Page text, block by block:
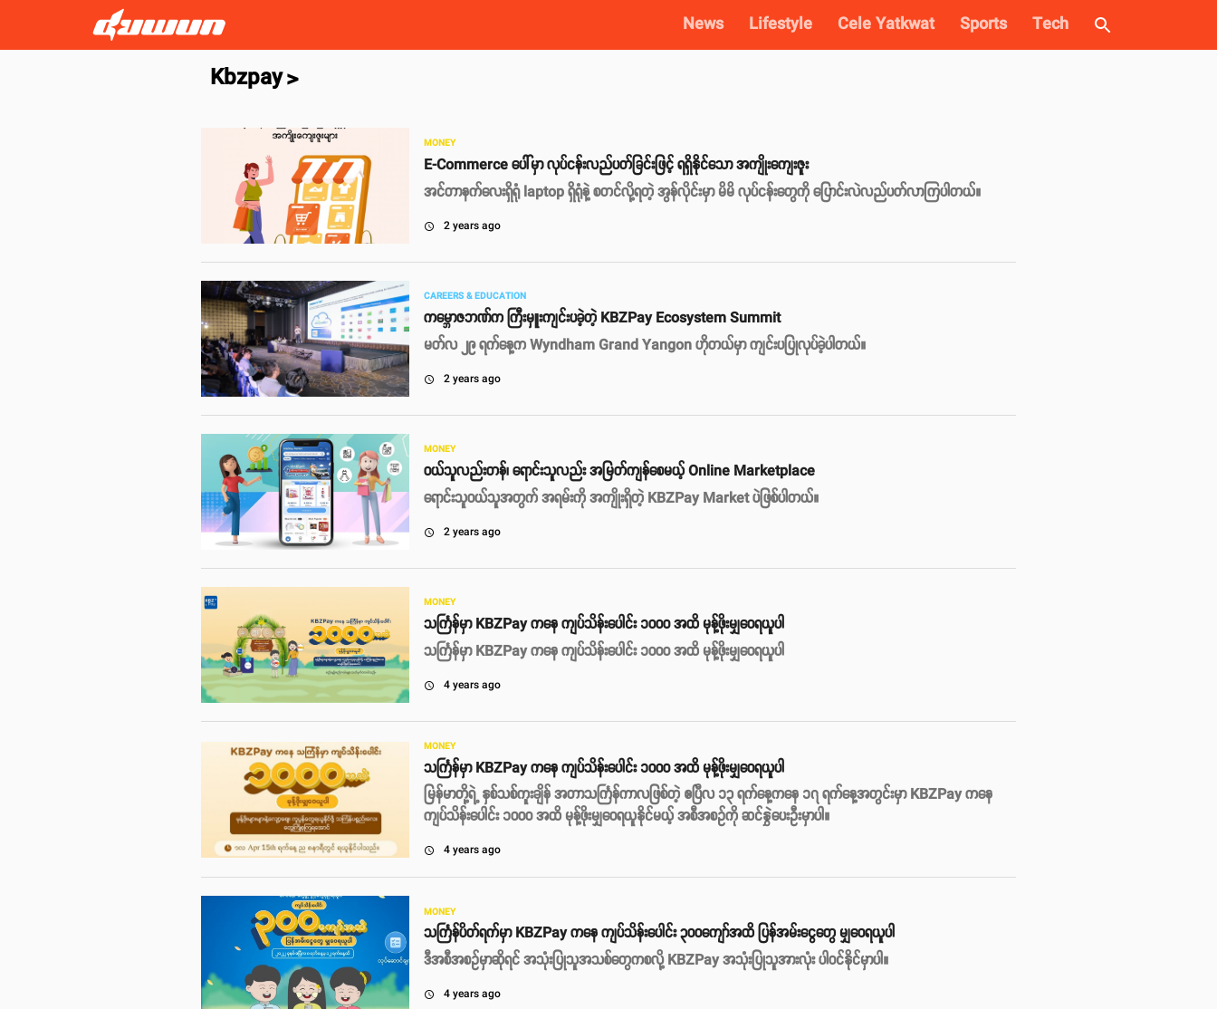
News Lifestyle Cele Yatkwat Sports Tech
Kbzpay>
MONEY
E-Commerce ပေါ်မှာ လုပ်ငန်းလည်ပတ်ခြင်းဖြင့် ရရှိနိုင်သော အကျိုးကျေးဇူး
အင်တာနက်လေးရှိရုံ laptop ရှိရုံနဲ့ စတင်လို့ရတဲ့ အွန်လိုင်းမှာ မိမိ လုပ်ငန်းတွေကို ပြောင်းလဲလည်ပတ်လာကြပါတယ်။
access_time 2 years ago
CAREERS & EDUCATION
ကမ္ဘောဇဘဏ်က ကြီးမှူးကျင်းပခဲ့တဲ့ KBZPay Ecosystem Summit
မတ်လ ၂၉ ရက်နေ့က Wyndham Grand Yangon ဟိုတယ်မှာ ကျင်းပပြုလုပ်ခဲ့ပါတယ်။
access_time 2 years ago
MONEY
ဝယ်သူလည်းတန်၊ ရောင်းသူလည်း အမြတ်ကျန်စေမယ့် Online Marketplace
ရောင်းသူဝယ်သူအတွက် အရမ်းကို အကျိုးရှိတဲ့ KBZPay Market ပဲဖြစ်ပါတယ်။
access_time 2 years ago
MONEY
သင်္ကြန်မှာ KBZPay ကနေ ကျပ်သိန်းပေါင်း ‌၁၀၀၀ အထိ မုန့်ဖိုးမျှဝေရယူပါ
သင်္ကြန်မှာ KBZPay ကနေ ကျပ်သိန်းပေါင်း ‌၁၀၀၀ အထိ မုန့်ဖိုးမျှဝေရယူပါ
access_time 4 years ago
MONEY
သင်္ကြန်မှာ KBZPay ကနေ ကျပ်သိန်းပေါင်း ‌၁၀၀၀ အထိ မုန့်ဖိုးမျှဝေရယူပါ
မြန်မာတို့ရဲ့ နှစ်သစ်ကူးချိန် အတာသင်္ကြန်ကာလဖြစ်တဲ့ ဧပြီလ ၁၃ ရက်နေ့ကနေ ၁၇ ရက်နေ့အတွင်းမှာ KBZPay ကနေ
ကျပ်သိန်းပေါင်း ၁၀၀၀ အထိ မုန့်ဖိုးမျှဝေရယူနိုင်မယ့် အစီအစဥ်ကို ဆင်နွှဲပေးဦးမှာပါ။
access_time 4 years ago
MONEY
သင်္ကြန်ပိတ်ရက်‌မှာ KBZPay ကနေ ကျပ်သိန်းပေါင်း ‌၃၀၀ကျော်အထိ ပြန်အမ်းငွေတွေ မျှဝေရယူပါ
ဒီအစီအစဥ်မှာဆိုရင် အသုံးပြုသူအသစ်တွေကစလို့ KBZPay အသုံးပြုသူအားလုံး ပါဝင်နိုင်မှာပါ။
access_time 4 years ago